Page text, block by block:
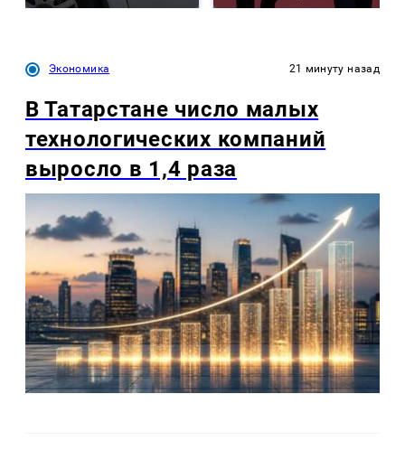
Экономика 21 минуту назад
В Татарстане число малых
технологических компаний
выросло в 1,4 раза